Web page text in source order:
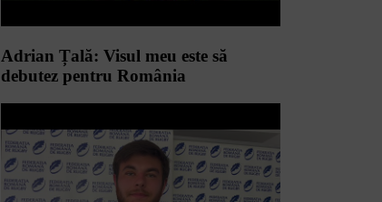
Adrian Țală: Visul meu este să
debutez pentru România